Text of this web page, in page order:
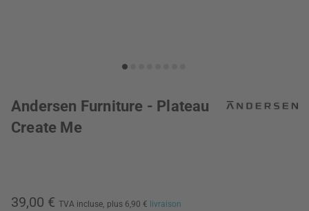
Andersen Furniture - Plateau
Create Me
39,00 € TVA incluse, plus 6,90 € livraison